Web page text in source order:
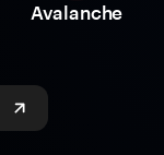
Avalanche